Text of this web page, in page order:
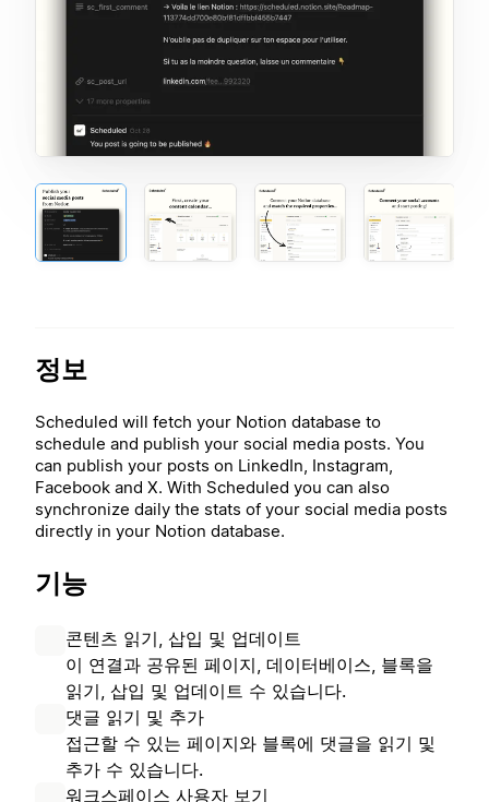
정보
Scheduled will fetch your Notion database to
schedule and publish your social media posts. You
can publish your posts on LinkedIn, Instagram,
Facebook and X. With Scheduled you can also
synchronize daily the stats of your social media posts
directly in your Notion database.
기능
콘텐츠 읽기, 삽입 및 업데이트
이 연결과 공유된 페이지, 데이터베이스, 블록을
읽기, 삽입 및 업데이트 수 있습니다.
댓글 읽기 및 추가
접근할 수 있는 페이지와 블록에 댓글을 읽기 및
추가 수 있습니다.
워크스페이스 사용자 보기